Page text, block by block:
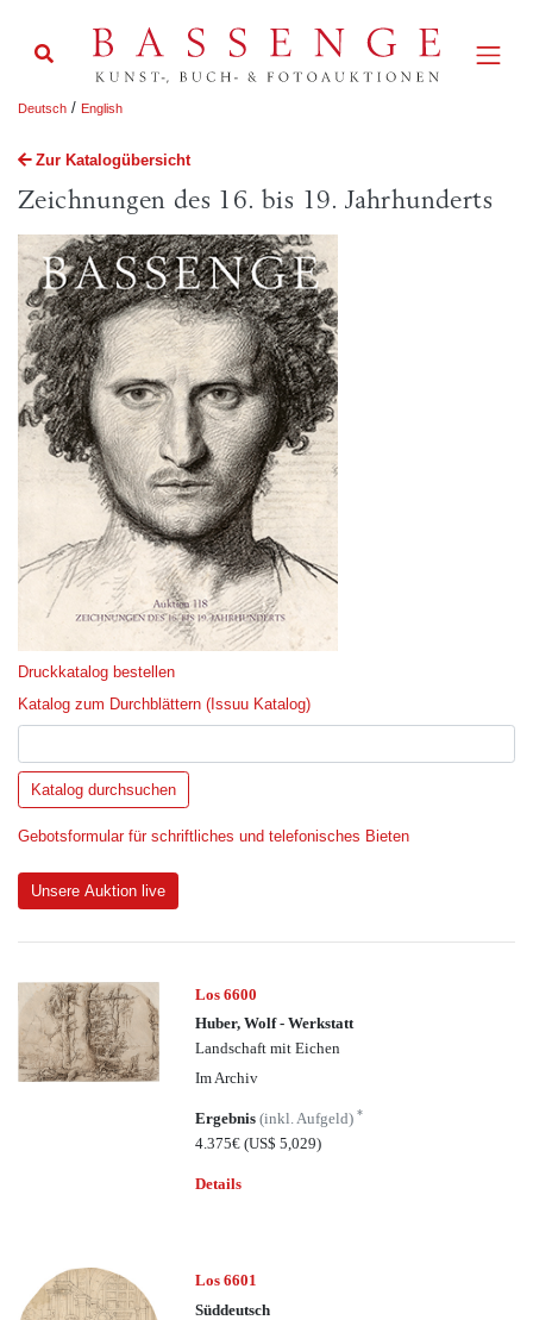
Deutsch / English
Zur Katalogübersicht
Zeichnungen des 16. bis 19. Jahrhunderts
Druckkatalog bestellen
Katalog zum Durchblättern (Issuu Katalog)
Gebotsformular für schriftliches und telefonisches Bieten
Unsere Auktion live
Los 6600
Huber, Wolf - Werkstatt
Landschaft mit Eichen
Im Archiv
Ergebnis(inkl. Aufgeld)*
4.375€(US$ 5,029)
Details
Los 6601
Süddeutsch